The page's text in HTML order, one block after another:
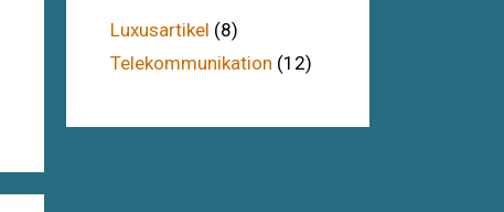
Luxusartikel (8)
Telekommunikation (12)